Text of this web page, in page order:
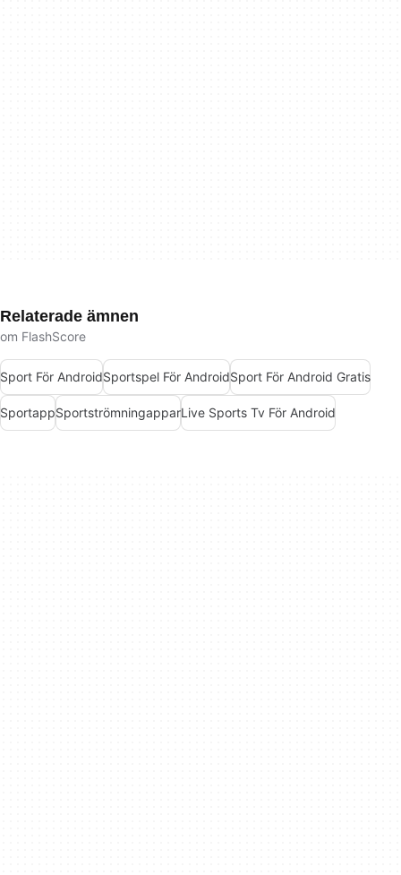
Relaterade ämnen
om FlashScore
Sport För AndroidSportspel För AndroidSport För Android Gratis
SportappSportströmningapparLive Sports Tv För Android